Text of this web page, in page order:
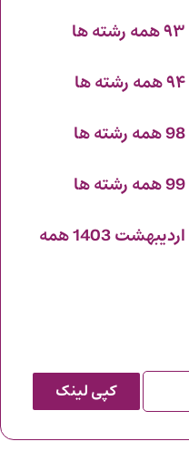
دانلود سوالات آزمون سراسری اردیبهشت 1403 همه
کپی لینک